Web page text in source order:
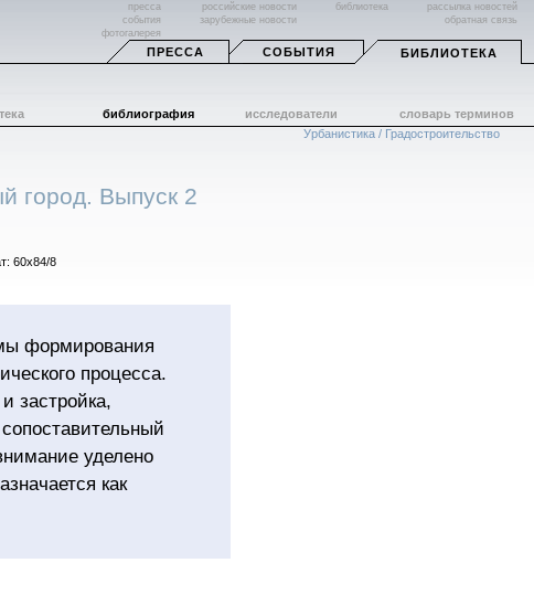
пресса
события
фотогалерея
российские новости
зарубежные новости
библиотека
рассылка новостей
обратная связь
ПРЕССА СОБЫТИЯ БИБЛИОТЕКА
библиография исследователи
словарь терминов
Урбанистика / Градостроительство
город. Выпуск 2
60x84/8
формирования
процесса.
застройка,
уделено
как